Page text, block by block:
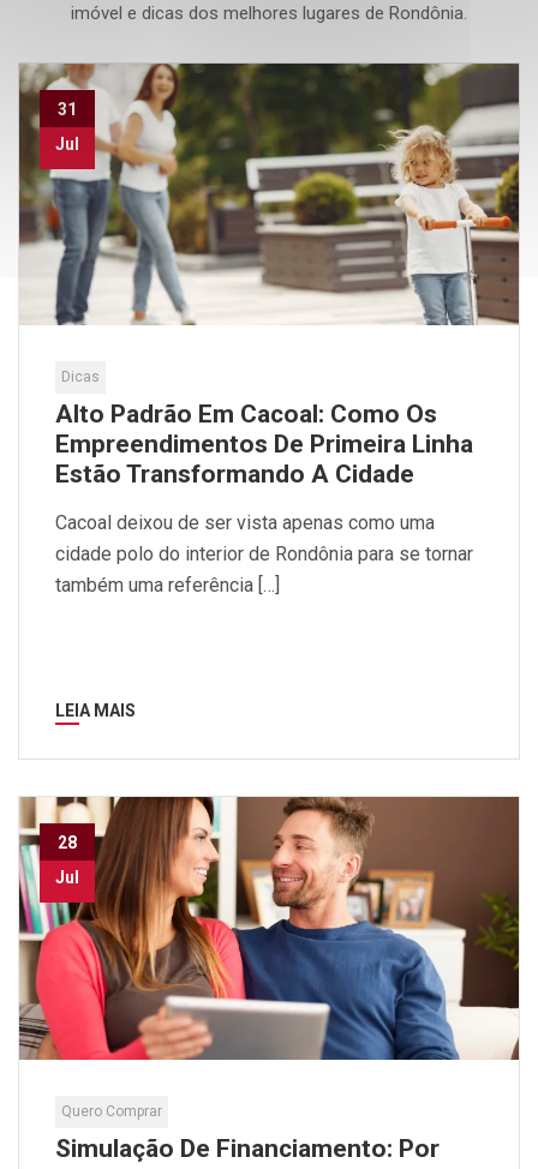
imóvel e dicas dos melhores lugares de Rondônia.
31
Jul
Dicas
Alto Padrão Em Cacoal: Como Os
Empreendimentos De Primeira Linha
Estão Transformando A Cidade
Cacoal deixou de ser vista apenas como uma
cidade polo do interior de Rondônia para se tornar
também uma referência […]
LEIA MAIS
28
Jul
Quero Comprar
Simulação De Financiamento: Por